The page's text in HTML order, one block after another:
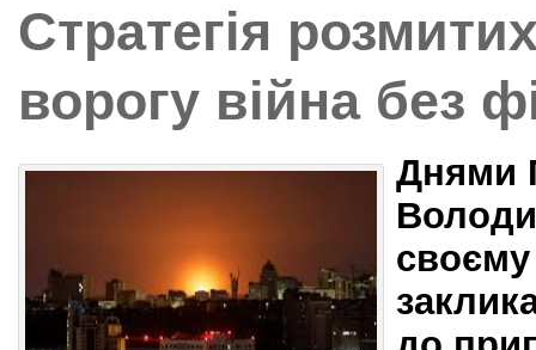
Стратегія
ворогу війна без
Днями
своєму